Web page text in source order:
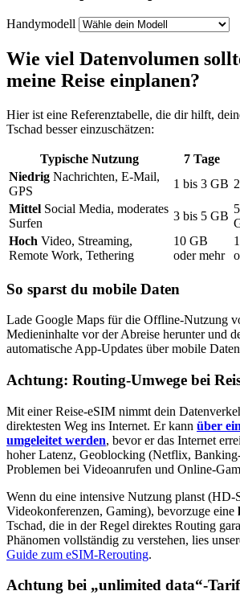
Handymodell
Wie viel Datenvolumen
meine Reise einplanen?
Hier ist eine Referenztabelle, die dir hilft,
Tschad besser einzuschätzen:
Typische Nutzung 7 Tage
Niedrig Nachrichten, E-Mail,
GPS
1 bis 3 GB 2
Mittel Social Media, moderates
Surfen
3 bis 5 GB
5
Hoch Video, Streaming,
Remote Work, Tethering
10 GB
oder mehr
So sparst du mobile Daten
Lade Google Maps für die Offline-Nutzung
Medieninhalte vor der Abreise herunter und
automatische App-Updates über mobile
Achtung: Routing-Umwege bei
Mit einer Reise-eSIM nimmt dein
direktesten Weg ins Internet. Er kann über
umgeleitet werden, bevor er das Internet
hoher Latenz, Geoblocking (Netflix,
Problemen bei Videoanrufen und Online-
Wenn du eine intensive Nutzung planst (HD-
Videokonferenzen, Gaming), bevorzuge eine
Tschad, die in der Regel direktes Routing
Phänomen vollständig zu verstehen, lies
Guide zum eSIM-Rerouting.
Achtung bei „unlimited data“-